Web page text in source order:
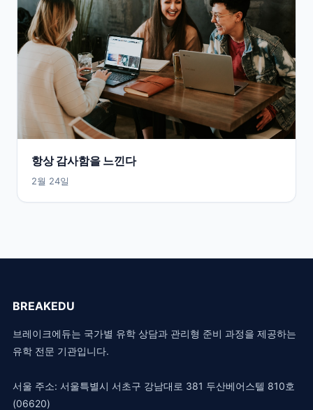
항상 감사함을 느낀다
2월 24일
BREAKEDU
브레이크에듀는 국가별 유학 상담과 관리형 준비 과정을 제공하는
유학 전문 기관입니다.
서울 주소: 서울특별시 서초구 강남대로 381 두산베어스텔 810호
(06620)